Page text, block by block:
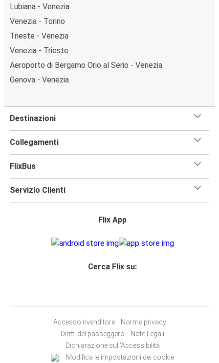
Lubiana - Venezia
Venezia - Torino
Trieste - Venezia
Venezia - Trieste
Aeroporto di Bergamo Orio al Serio - Venezia
Genova - Venezia
Destinazioni
Collegamenti
FlixBus
Servizio Clienti
Flix App
Cerca Flix su:
Accesso rivenditore
Norme privacy
Diritti del passeggero
Note Legali
Dichiarazione sull’Accessibilità
Modifica le impostazioni dei cookie